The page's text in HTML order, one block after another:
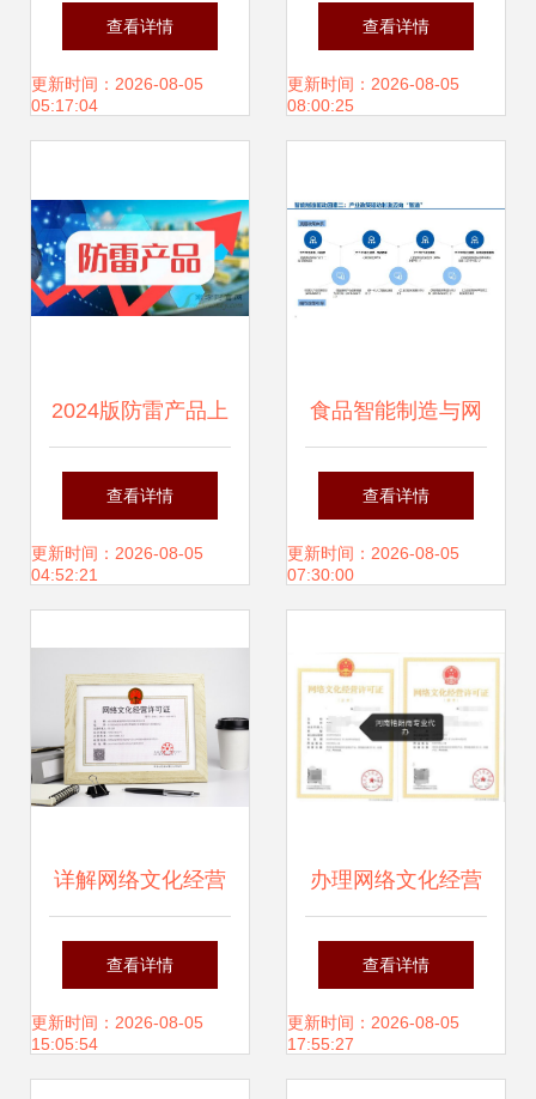
企业文化新定义
查看详情
更新时间：2026-08-05
05:17:04
升、文化再引领”的
卓越实践与经营管
查看详情
更新时间：2026-08-05
08:00:25
2024版防雷产品上
市公司全景解析 8
月29日网络文化经
络
查看详情
更新时间：2026-08-05
04:52:21
食品智能制造与网
络文化经营 新时代
的数字化赋能与内
查看详情
更新时间：2026-08-05
07:30:00
详解网络文化经营
许可证 申请流程与
合规要点
查看详情
更新时间：2026-08-05
15:05:54
办理网络文化经营
许可证全攻略 流
程、条件与注意事
查看详情
更新时间：2026-08-05
17:55:27